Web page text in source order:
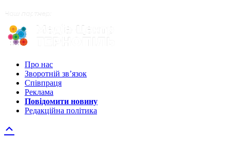
Про нас
Зворотній зв’язок
Співпраця
Реклама
Повідомити новину
Редакційна політика